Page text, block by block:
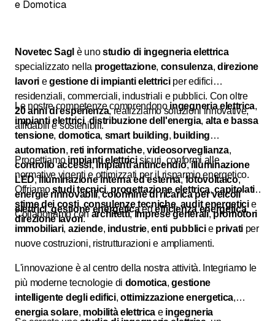
e Domotica
Novetec Sagl è unostudio di ingegneria elettrica
specializzato nella progettazione, consulenza, direzione
lavori egestione di impianti elettriciper edifici
residenziali, commerciali, industriali e pubblici. Con oltre
20 anni di esperienza, realizziamo soluzioni innovative,
affidabili e sostenibili.
Le nostre competenze comprendono ingegneria elettrica,
impianti elettrici,distribuzione dell'energia, alta e bassa
tensione, domotica, smart building, building
automation, reti informatiche,videosorveglianza,
controllo accessi,impianti antincendio,illuminazione
LED,illuminazione interna ed esterna,fotovoltaico,
energie rinnovabili,colonnine di ricarica per veicoli
elettrici,gestione energeticaedefficienza energetica.
Progettiamo impianti elettricisicuri, conformi alle
normative vigenti e ottimizzati per il risparmio energetico.
Offriamostudi tecnici, progettazione elettrica,capitolati,
stime dei costi, consulenze tecniche, audit energeticie
direzione lavori.
Collaboriamo conarchitetti,imprese generali,promotori
immobiliari, aziende, industrie,enti pubblicie privati per
nuove costruzioni, ristrutturazioni e ampliamenti.
L'innovazione è al centro della nostra attività. Integriamo le
più moderne tecnologie di domotica,gestione
intelligente degli edifici,ottimizzazione energetica,
energia solare, mobilità elettrica e ingegneria